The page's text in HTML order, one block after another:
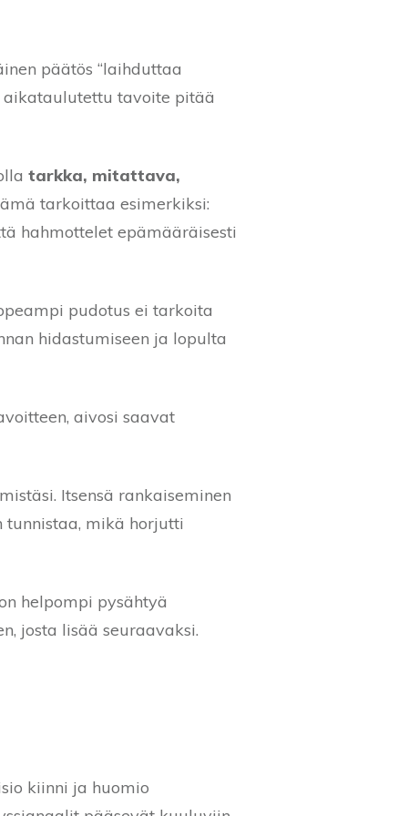
päätös “laihduttaa
aikataulutettu tavoite pitää
tarkka, mitattava,
tarkoittaa esimerkiksi:
hahmottelet epämääräisesti
pudotus ei tarkoita
hidastumiseen ja lopulta
aivosi saavat
Itsensä rankaiseminen
tunnistaa, mikä horjutti
helpompi pysähtyä
josta lisää seuraavaksi.
kiinni ja huomio